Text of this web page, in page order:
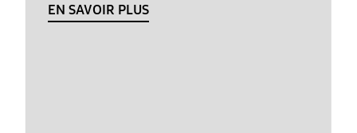
EN SAVOIR PLUS